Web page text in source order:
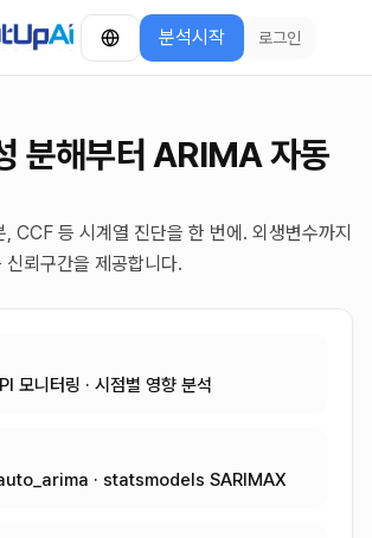
menu
분석시작 로그인
분해부터 ARIMA 자동
CCF 등 시계열 진단을 한 번에. 외생변수까지
뢰구간을 제공합니다.
모니터링 · 시점별 영향 분석
· statsmodels SARIMAX